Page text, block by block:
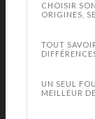
CHOISIR
ORIGINES,
TOUT
UN SEUL
MEILLEUR